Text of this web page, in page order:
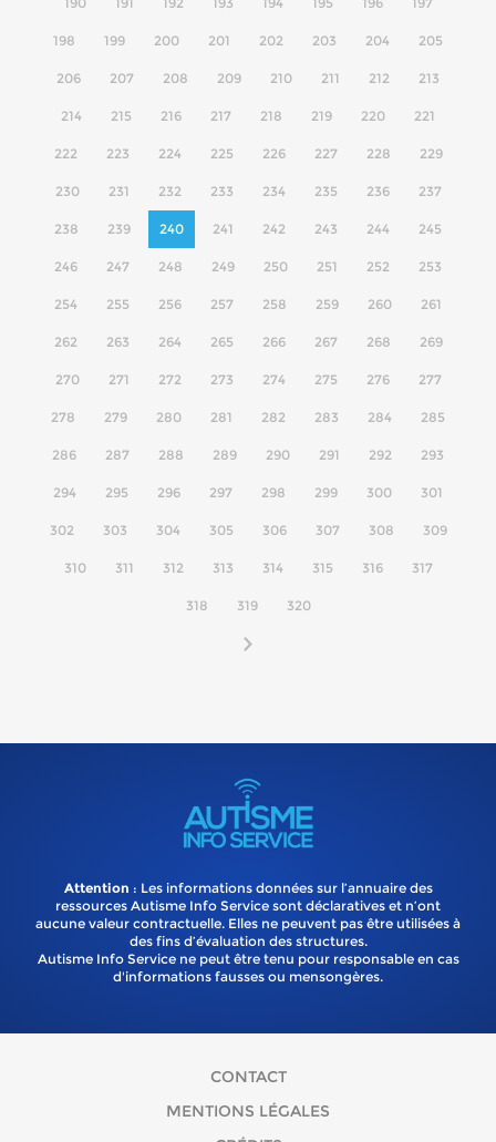
198 199 200 201 202 203 204 205
206 207 208 209 210 211 212 213
214 215 216 217 218 219 220 221
222 223 224 225 226 227 228 229
230 231 232 233 234 235 236 237
238 239 240 241 242 243 244 245
246 247 248 249 250 251 252 253
254 255 256 257 258 259 260 261
262 263 264 265 266 267 268 269
270 271 272 273 274 275 276 277
278 279 280 281 282 283 284 285
286 287 288 289 290 291 292 293
294 295 296 297 298 299 300 301
302 303 304 305 306 307 308 309
310 311 312 313 314 315 316 317
318 319 320
Attention : Les informations données sur l’annuaire des
ressources Autisme Info Service sont déclaratives et n’ont
aucune valeur contractuelle. Elles ne peuvent pas être utilisées à
des fins d’évaluation des structures.
Autisme Info Service ne peut être tenu pour responsable en cas
d'informations fausses ou mensongères.
CONTACT
MENTIONS LÉGALES